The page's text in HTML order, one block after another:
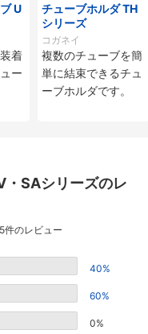
U
着
ー
チューブホルダ TH
シリーズ
コガネイ
複数のチューブを簡
単に結束できるチュ
ーブホルダです。
・SAシリーズのレ
4.4
5件のレビュー
40%
60%
0%